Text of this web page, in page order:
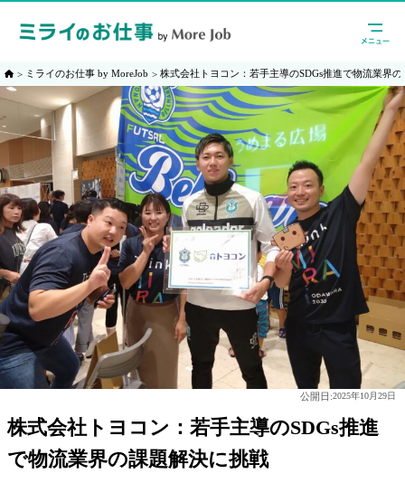
ミライのお仕事 by MoreJob 株式会社トヨコン：若手主導のSDGs推進で物流業界
公開日:2025年10月29日
株式会社トヨコン：若手主導のSDGs推進
で物流業界の課題解決に挑戦